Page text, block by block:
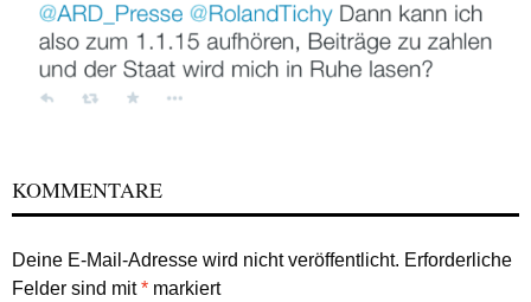
KOMMENTARE
Deine E-Mail-Adresse wird nicht veröffentlicht. Erforderliche
Felder sind mit* markiert